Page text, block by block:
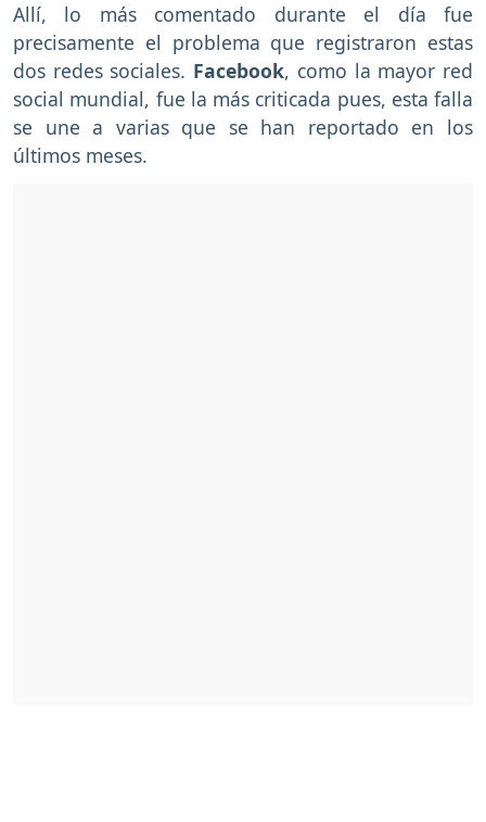
Allí, lo más comentado durante el día fue
precisamente el problema que registraron estas
dos redes sociales. Facebook, como la mayor red
social mundial, fue la más criticada pues, esta falla
se une a varias que se han reportado en los
últimos meses.